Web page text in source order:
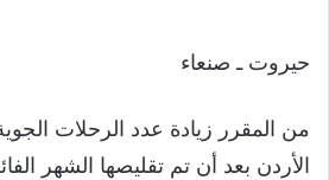
حيروت ـ صنعاء
من المقرر زيادة عدد الرحلات
الأردن بعد أن تم تقليصها الشهر